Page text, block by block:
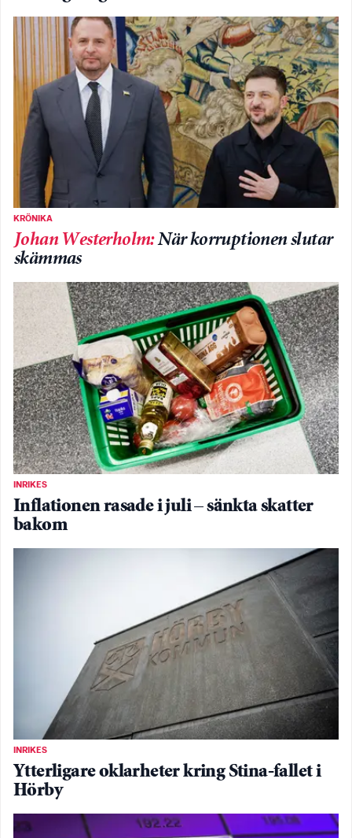
KRÖNIKA
Johan Westerholm:När korruptionen slutar
skämmas
INRIKES
Inflationen rasade i juli – sänkta skatter
bakom
INRIKES
Ytterligare oklarheter kring Stina-fallet i
Hörby